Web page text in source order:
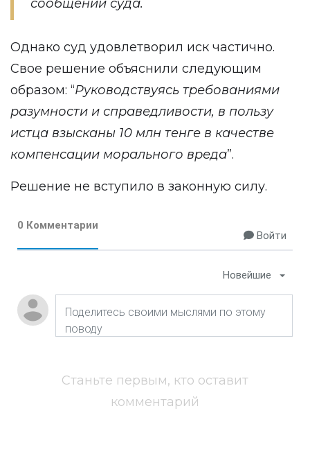
сообщении суда.
Однако суд удовлетворил иск частично.
Свое решение объяснили следующим
образом: “Руководствуясь требованиями
разумности и справедливости, в пользу
истца взысканы 10 млн тенге в качестве
компенсации морального вреда”.
Решение не вступило в законную силу.
0 Комментарии
Войти
Новейшие
Станьте первым, кто оставит
комментарий